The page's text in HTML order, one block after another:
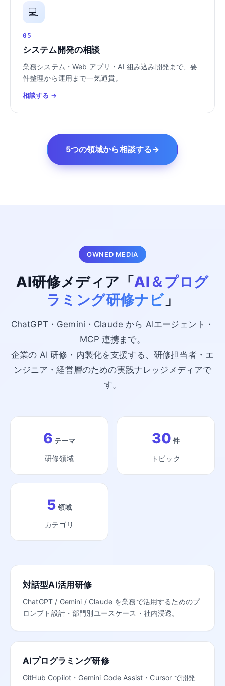
💻
05
システム開発の相談
業務システム・Web アプリ・AI 組み込み開発まで、要
件整理から運用まで一気通貫。
相談する →
5つの領域から相談する→
OWNED MEDIA
AI研修メディア「AI＆プログ
ラミング研修ナビ」
ChatGPT・Gemini・Claude から AIエージェント・
MCP 連携まで。
企業の AI 研修・内製化を支援する、研修担当者・エ
ンジニア・経営層のための実践ナレッジメディアで
す。
6 テーマ
研修領域
30 件
トピック
5 領域
カテゴリ
対話型AI活用研修
ChatGPT / Gemini / Claude を業務で活用するためのプ
ロンプト設計・部門別ユースケース・社内浸透。
AIプログラミング研修
GitHub Copilot・Gemini Code Assist・Cursor で開発